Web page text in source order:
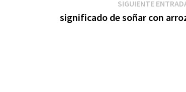
SIGUIENTE
significado de soñar con